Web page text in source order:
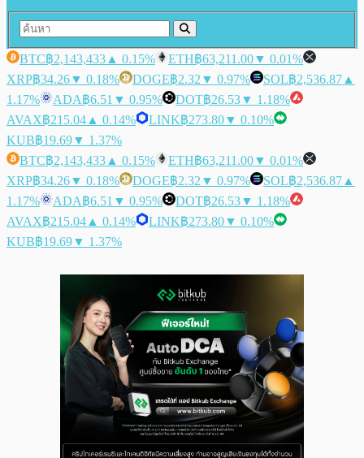
BTC฿2,143,433 ▲ 0.15% ETH฿63,211.00▼ 0.01%
XRP฿34.26▼ 0.18% DOGE฿2.32 ▼ 0.97% SOL฿2,536.87 ▲
1.17%
ADA฿6.51 ▼ 0.95% DOT฿26.53▼ 1.18%
AVAX฿215.04 ▲ 0.14% LINK฿273.80▼ 0.10%
KUB฿19.69▼ 1.37%
BTC฿2,143,433 ▲ 0.15% ETH฿63,211.00▼ 0.01%
XRP฿34.26▼ 0.18% DOGE฿2.32 ▼ 0.97% SOL฿2,536.87 ▲
1.17%
ADA฿6.51 ▼ 0.95% DOT฿26.53▼ 1.18%
AVAX฿215.04 ▲ 0.14% LINK฿273.80▼ 0.10%
KUB฿19.69▼ 1.37%